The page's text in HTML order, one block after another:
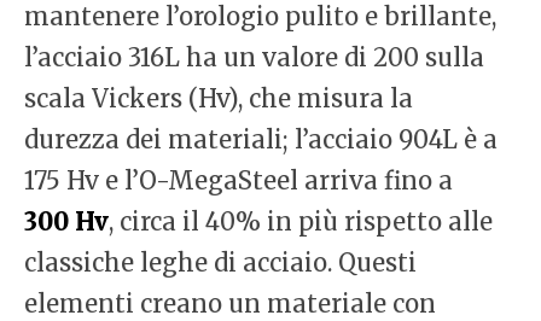
mantenere l’orologio pulito e brillante,
l’acciaio 316L ha un valore di 200 sulla
scala Vickers (Hv), che misura la
durezza dei materiali; l’acciaio 904L è a
175 Hv e l’O-MegaSteel arriva fino a
300 Hv, circa il 40% in più rispetto alle
classiche leghe di acciaio. Questi
elementi creano un materiale con